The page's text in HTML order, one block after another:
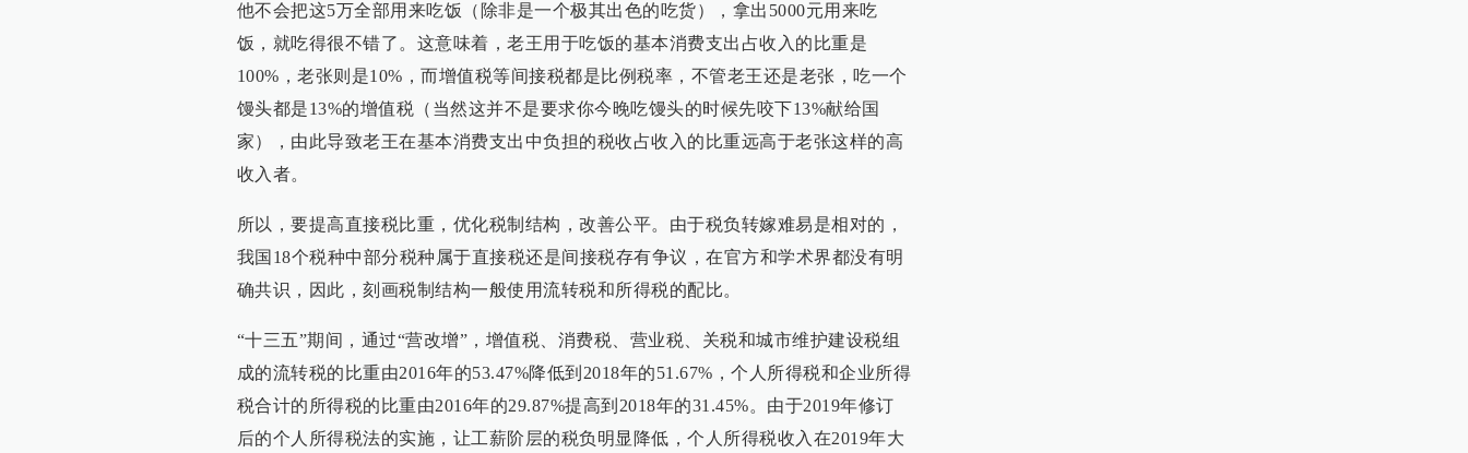
他不会把这5万全部用来吃饭（除非是一个极其出色的吃货），拿出5000元用来吃
饭，就吃得很不错了。这意味着，老王用于吃饭的基本消费支出占收入的比重是
100%，老张则是10%，而增值税等间接税都是比例税率，不管老王还是老张，吃一个
馒头都是13%的增值税（当然这并不是要求你今晚吃馒头的时候先咬下13%献给国
家），由此导致老王在基本消费支出中负担的税收占收入的比重远高于老张这样的高
收入者。
所以，要提高直接税比重，优化税制结构，改善公平。由于税负转嫁难易是相对的，
我国18个税种中部分税种属于直接税还是间接税存有争议，在官方和学术界都没有明
确共识，因此，刻画税制结构一般使用流转税和所得税的配比。
“十三五”期间，通过“营改增”，增值税、消费税、营业税、关税和城市维护建设税组
成的流转税的比重由2016年的53.47%降低到2018年的51.67%，个人所得税和企业所得
税合计的所得税的比重由2016年的29.87%提高到2018年的31.45%。由于2019年修订
后的个人所得税法的实施，让工薪阶层的税负明显降低，个人所得税收入在2019年大